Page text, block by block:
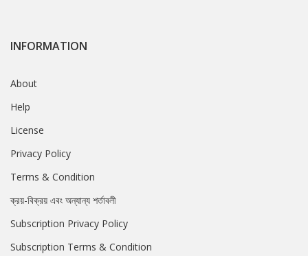
INFORMATION
About
Help
License
Privacy Policy
Terms & Condition
ক্রয়-বিক্রয় এবং অন্যান্য শর্তাবলী
Subscription Privacy Policy
Subscription Terms & Condition